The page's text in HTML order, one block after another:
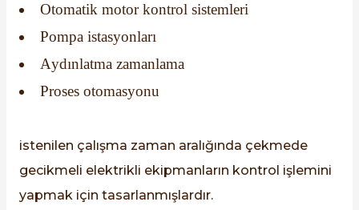
Otomatik motor kontrol sistemleri
Pompa istasyonları
Aydınlatma zamanlama
Proses otomasyonu
istenilen çalışma zaman aralığında çekmede
gecikmeli elektrikli ekipmanların kontrol işlemini
yapmak için tasarlanmışlardır.